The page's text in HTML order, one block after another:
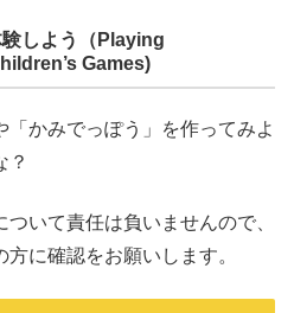
験しよう（Playing
Games)
「かみでっぽう」を作ってみよ
？
いて責任は負いませんので、
に確認をお願いします。